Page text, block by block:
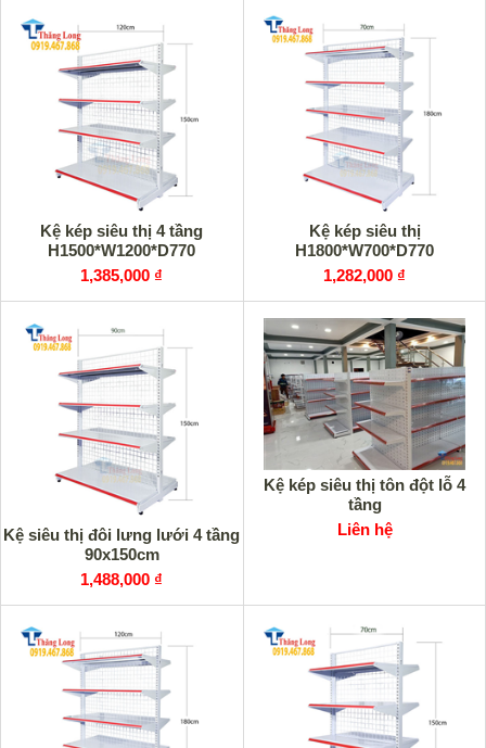
Kệ kép siêu thị 4 tầng
H1500*W1200*D770
1,385,000 ₫
Kệ kép siêu thị
H1800*W700*D770
1,282,000 ₫
Kệ siêu thị đôi lưng lưới 4 tầng
90x150cm
1,488,000 ₫
Kệ kép siêu thị tôn đột lỗ 4
tầng
Liên hệ